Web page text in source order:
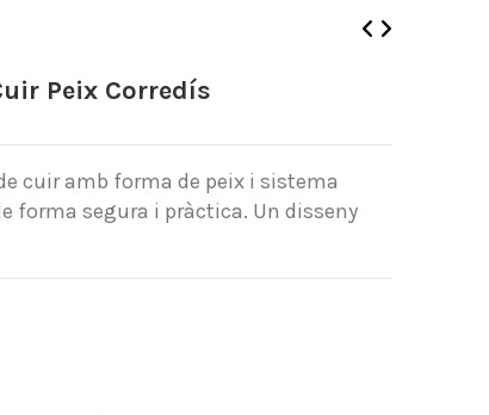
Peix Corredís
cuir amb forma de peix i sistema
forma segura i pràctica. Un disseny